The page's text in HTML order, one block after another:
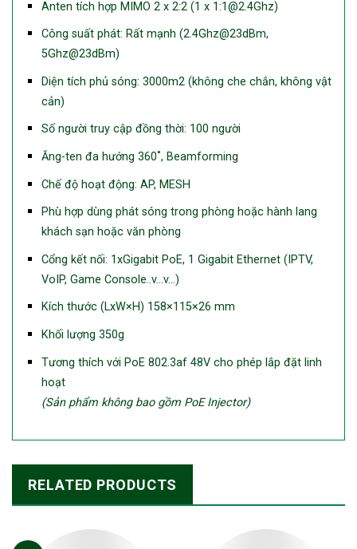
Anten tích hợp MIMO 2 x 2:2 (1 x 1:1@2.4Ghz)
Công suất phát: Rất mạnh (2.4Ghz@23dBm,
5Ghz@23dBm)
Diện tích phủ sóng: 3000m2 (không che chắn, không vật
cản)
Số người truy cập đồng thời: 100 người
Ăng-ten đa hướng 360˚, Beamforming
Chế độ hoạt động: AP, MESH
Phù hợp dùng phát sóng trong phòng hoặc hành lang
khách sạn hoặc văn phòng
Cổng kết nối: 1xGigabit PoE, 1 Gigabit Ethernet (IPTV,
VoIP, Game Console..v…v…)
Kích thước (LxW×H) 158×115×26 mm
Khối lượng 350g
Tương thích với PoE 802.3af 48V cho phép lắp đặt linh
hoạt
(Sản phẩm không bao gồm PoE Injector)
RELATED PRODUCTS